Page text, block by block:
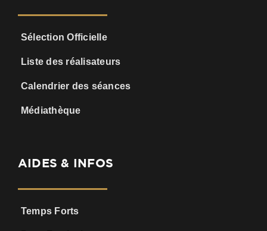
Sélection Officielle
Liste des réalisateurs
Calendrier des séances
Médiathèque
AIDES & INFOS
Temps Forts